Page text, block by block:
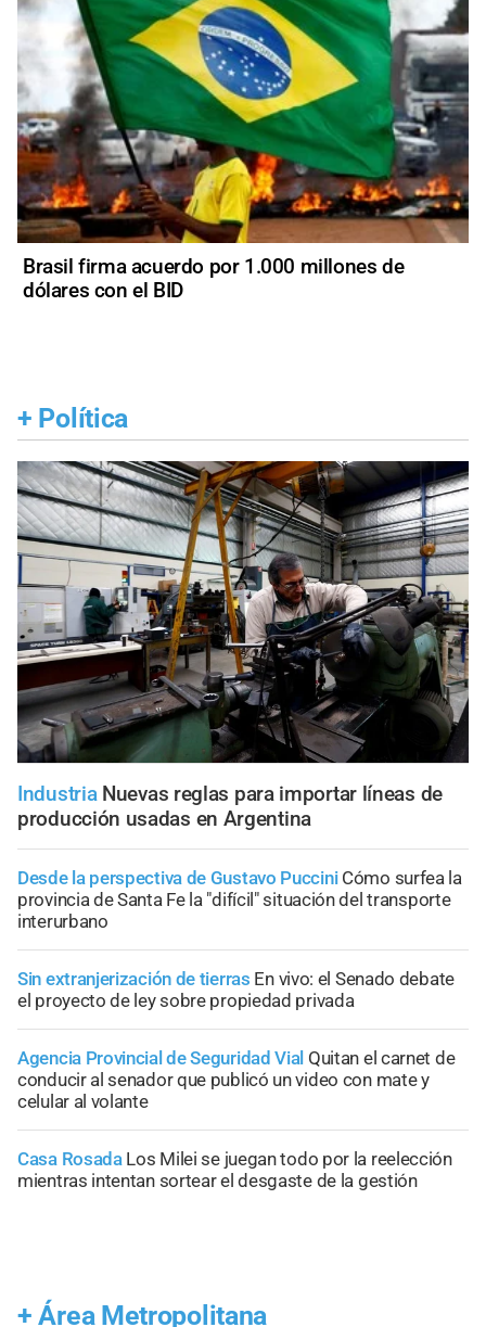
Brasil firma acuerdo por 1.000 millones de
dólares con el BID
+ Política
Industria Nuevas reglas para importar líneas de
producción usadas en Argentina
Desde la perspectiva de Gustavo Puccini Cómo surfea la
provincia de Santa Fe la "difícil" situación del transporte
interurbano
Sin extranjerización de tierras En vivo: el Senado debate
el proyecto de ley sobre propiedad privada
Agencia Provincial de Seguridad Vial Quitan el carnet de
conducir al senador que publicó un video con mate y
celular al volante
Casa Rosada Los Milei se juegan todo por la reelección
mientras intentan sortear el desgaste de la gestión
+ Área Metropolitana